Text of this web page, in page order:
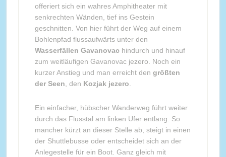
offeriert sich ein wahres Amphitheater mit
senkrechten Wänden, tief ins Gestein
geschnitten. Von hier führt der Weg auf einem
Bohlenpfad flussaufwärts unter den
Wasserfällen Gavanovac hindurch und hinauf
zum weitläufigen Gavanovac jezero. Noch ein
kurzer Anstieg und man erreicht den größten
der Seen, den Kozjak jezero.
Ein einfacher, hübscher Wanderweg führt weiter
durch das Flusstal am linken Ufer entlang. So
mancher kürzt an dieser Stelle ab, steigt in einen
der Shuttlebusse oder entscheidet sich an der
Anlegestelle für ein Boot. Ganz gleich mit